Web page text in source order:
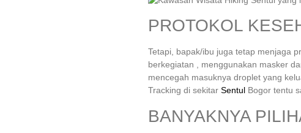
PROTOKOL
Tetapi, bapak/ibu juga tetap menjaga
berkegiatan , menggunakan masker
mencegah masuknya droplet yang
Tracking di sekitar Sentul Bogor tentu
BANYAKNYA